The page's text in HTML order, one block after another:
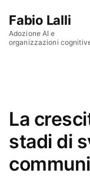
Fabio Lalli
Adozione AI e
organizzazioni
La
stadi di